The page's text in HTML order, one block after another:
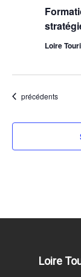
Loire
Évènements
précédents
Loire